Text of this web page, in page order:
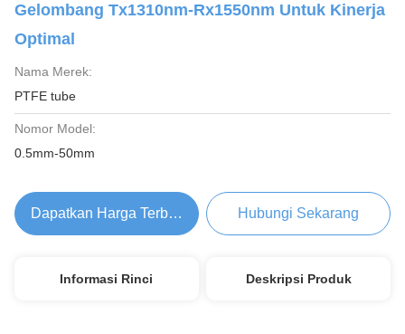
Gelombang Tx1310nm-Rx1550nm Untuk Kinerja
Optimal
Nama Merek:
PTFE tube
Nomor Model:
0.5mm-50mm
Dapatkan Harga Terbaik Hubungi Sekarang
Informasi Rinci Deskripsi Produk